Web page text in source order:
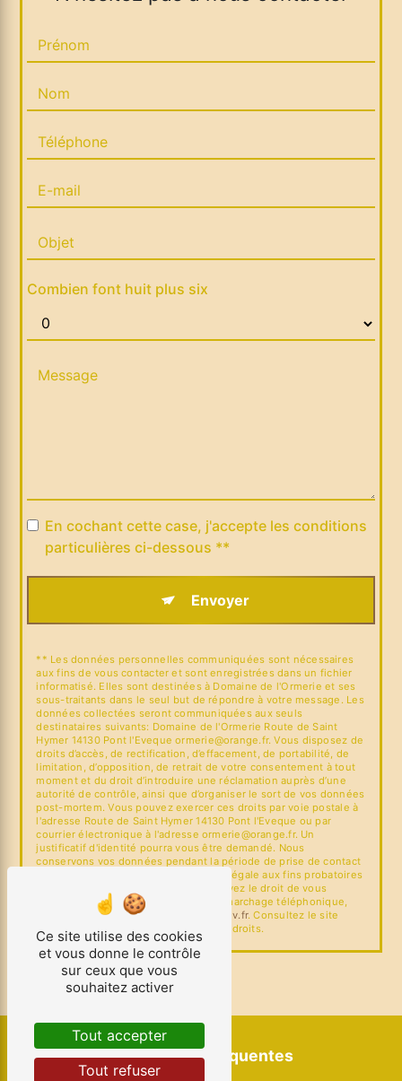
Combien font huit plus six
En cochant cette case, j'accepte les conditions
particulières ci-dessous **
Envoyer
** Les données personnelles communiquées sont nécessaires
aux fins de vous contacter et sont enregistrées dans un fichier
informatisé. Elles sont destinées à Domaine de l'Ormerie et ses
sous-traitants dans le seul but de répondre à votre message. Les
données collectées seront communiquées aux seuls
destinataires suivants: Domaine de l'Ormerie Route de Saint
Hymer 14130 Pont l'Eveque ormerie@orange.fr. Vous disposez de
droits d’accès, de rectification, d’effacement, de portabilité, de
limitation, d’opposition, de retrait de votre consentement à tout
moment et du droit d’introduire une réclamation auprès d’une
autorité de contrôle, ainsi que d’organiser le sort de vos données
post-mortem. Vous pouvez exercer ces droits par voie postale à
l'adresse Route de Saint Hymer 14130 Pont l'Eveque ou par
courrier électronique à l'adresse ormerie@orange.fr. Un
justificatif d'identité pourra vous être demandé. Nous
conservons vos données pendant la période de prise de contact
puis pendant la durée de prescription légale aux fins probatoires
et de gestion des contentieux. Vous avez le droit de vous
inscrire sur la liste d'opposition au démarchage téléphonique,
disponible à cette adresse:
Bloctel.gouv.fr. Consultez le site
cnil.fr pour plus d’informations sur vos droits.
Recherches fréquentes
Ce site utilise des cookies
et vous donne le contrôle
sur ceux que vous
souhaitez activer
Tout accepter
Tout refuser